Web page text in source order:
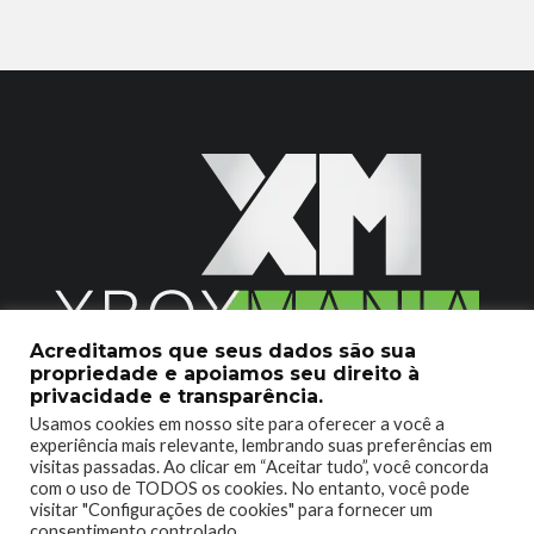
2020 © Xboxmania. Todos os Direitos Reservados.
SOBRE O XBOX MANIA CONTATO
ENCONTROU UM PROBLEMA?
Acreditamos que seus dados são sua
propriedade e apoiamos seu direito à
privacidade e transparência.
Usamos cookies em nosso site para oferecer a você a
experiência mais relevante, lembrando suas preferências em
visitas passadas. Ao clicar em “Aceitar tudo”, você concorda
com o uso de TODOS os cookies. No entanto, você pode
visitar "Configurações de cookies" para fornecer um